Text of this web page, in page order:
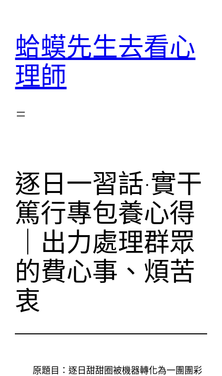
蛤蟆先生去看心
理師
逐日一習話·實干
篤行專包養心得
｜出力處理群眾
的費心事、煩苦
衷
原題目：逐日甜甜圈被機器轉化為一團團彩